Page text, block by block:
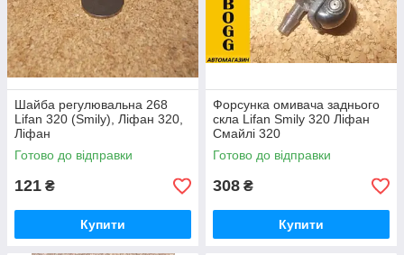
Шайба регулювальна 268
Lifan 320 (Smily), Ліфан 320,
Ліфан
Готово до відправки
121 ₴
Купити
Форсунка омивача заднього
скла Lifan Smily 320 Ліфан
Смайлі 320
Готово до відправки
308 ₴
Купити